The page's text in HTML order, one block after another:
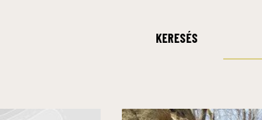
KERESÉS